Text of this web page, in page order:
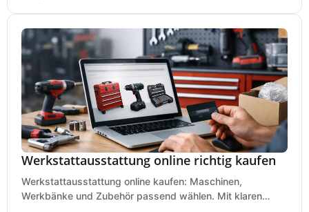
Werkstattausstattung online richtig kaufen
Werkstattausstattung online kaufen: Maschinen,
Werkbänke und Zubehör passend wählen. Mit klaren